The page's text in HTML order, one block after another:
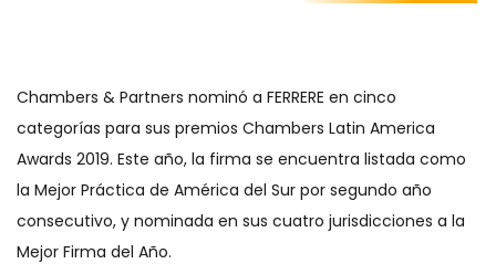
Chambers & Partners nominó a FERRERE en cinco
categorías para sus premios Chambers Latin America
Awards 2019. Este año, la firma se encuentra listada como
la Mejor Práctica de América del Sur por segundo año
consecutivo, y nominada en sus cuatro jurisdicciones a la
Mejor Firma del Año.